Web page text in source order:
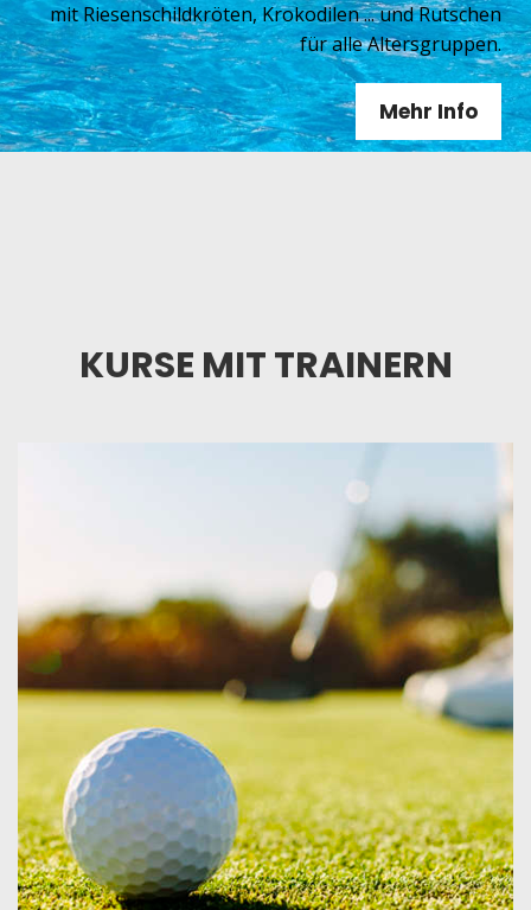
mit Riesenschildkröten, Krokodilen ... und Rutschen
für alle Altersgruppen.
Mehr Info
KURSE MIT TRAINERN